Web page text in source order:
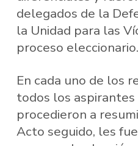
delegados de la
la Unidad para las
proceso eleccionario.
En cada uno de los
todos los
procedieron a
Acto seguido, les